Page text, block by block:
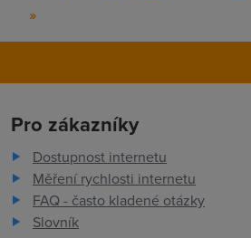
»
Pro zákazníky
Dostupnost internetu
Měření rychlosti internetu
FAQ - často kladené otázky
Slovník